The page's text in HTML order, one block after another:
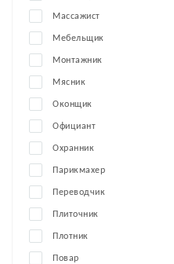
Массажист
Мебельщик
Монтажник
Мясник
Оконщик
Официант
Охранник
Парикмахер
Переводчик
Плиточник
Плотник
Повар